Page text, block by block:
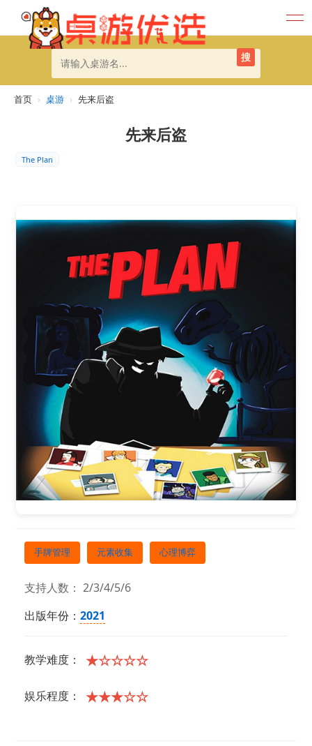
搜
首页 › 桌游 › 先来后盗
先来后盗
The Plan
手牌管理 元素收集 心理博弈
支持人数： 2/3/4/5/6
出版年份： 2021
教学难度： ★☆☆☆☆
娱乐程度： ★★★☆☆